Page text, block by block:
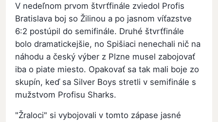
V nedeľnom prvom štvrťfinále zviedol Profis
Bratislava boj so Žilinou a po jasnom víťazstve
6:2 postúpil do semifinále. Druhé štvrťfinále
bolo dramatickejšie, no Spišiaci nenechali nič na
náhodu a český výber z Plzne musel zabojovať
iba o piate miesto. Opakovať sa tak mali boje zo
skupín, keď sa Silver Boys stretli v semifinále s
mužstvom Profisu Sharks.
"Žraloci" si vybojovali v tomto zápase jasné